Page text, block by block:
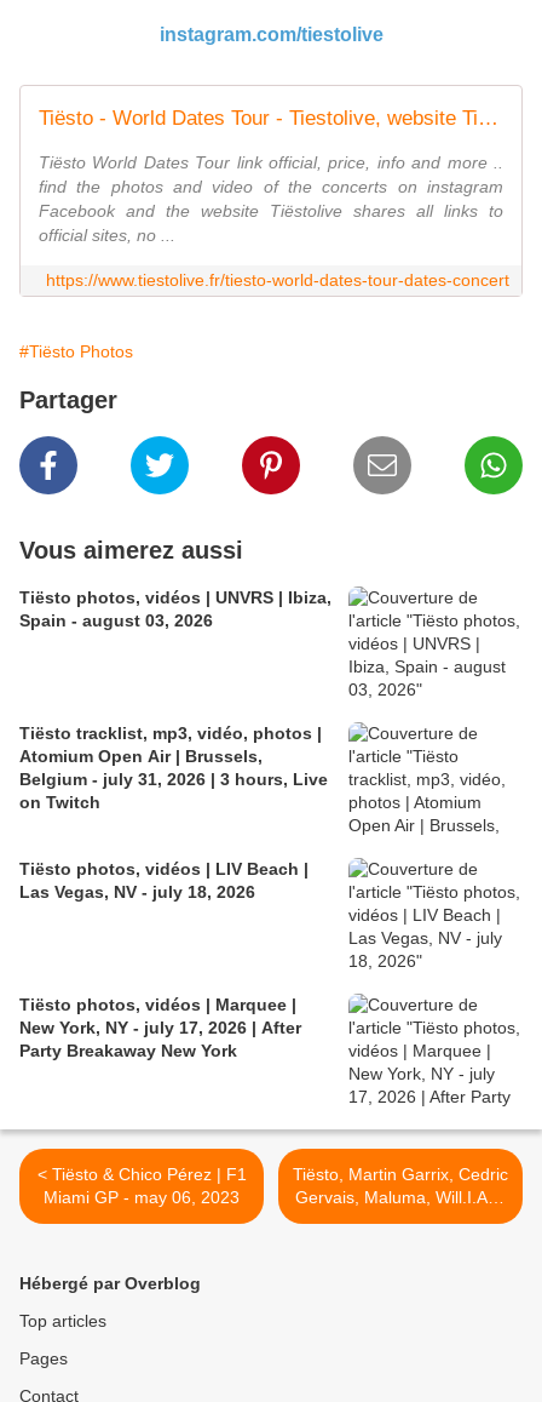
instagram.com/tiestolive
Tiësto - World Dates Tour - Tiestolive, website Tiesto
Tiësto World Dates Tour link official, price, info and more ..
find the photos and video of the concerts on instagram
Facebook and the website Tiëstolive shares all links to
official sites, no ...
https://www.tiestolive.fr/tiesto-world-dates-tour-dates-concert
#Tiësto Photos
Partager
Vous aimerez aussi
Tiësto photos, vidéos | UNVRS | Ibiza,
Spain - august 03, 2026
Tiësto tracklist, mp3, vidéo, photos |
Atomium Open Air | Brussels,
Belgium - july 31, 2026 | 3 hours, Live
on Twitch
Tiësto photos, vidéos | LIV Beach |
Las Vegas, NV - july 18, 2026
Tiësto photos, vidéos | Marquee |
New York, NY - july 17, 2026 | After
Party Breakaway New York
< Tiësto & Chico Pérez | F1
Miami GP - may 06, 2023
Tiësto, Martin Garrix, Cedric
Gervais, Maluma, Will.I.Am,
photos, vidéo | LIV | Miami,
Hébergé par Overblog
Top articles
Pages
Contact